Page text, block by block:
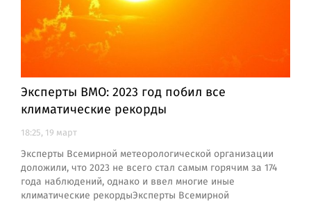
Эксперты ВМО: 2023 год побил все
климатические рекорды
18:25, 19 март
Эксперты Всемирной метеорологической организации
доложили, что 2023 не всего стал самым горячим за 174
года наблюдений, однако и ввел многие иные
климатические рекордыЭксперты Всемирной